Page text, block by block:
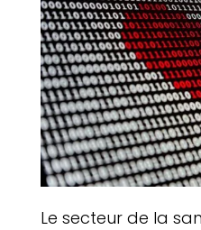
Le secteur de la